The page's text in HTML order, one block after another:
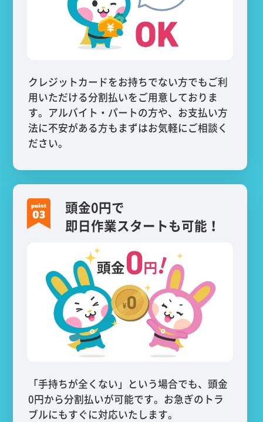
クレジットカードをお持ちでない方でもご利
用いただける分割払いをご用意しておりま
す。アルバイト・パートの方や、お支払い方
法に不安がある方もまずはお気軽にご相談く
ださい。
頭金0円で
即日作業スタートも可能！
「手持ちが全くない」という場合でも、頭金
0円から分割払いが可能です。お急ぎのトラ
ブルにもすぐに対応いたします。